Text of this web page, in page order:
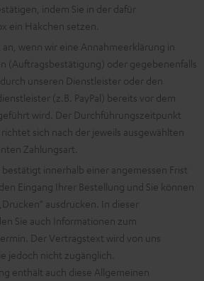
indem Sie in der dafür
ein Häkchen setzen.
wenn wir eine Annahmeerklärung in
(Auftragsbestätigung) oder gegebenenfalls
unseren Dienstleister oder den
(z.B. PayPal) bereits vor dem
wird. Der Durchführungszeitpunkt
sich nach der jeweils ausgewählten
Zahlungsart.
innerhalb einer angemessen Frist
Eingang Ihrer Bestellung und Sie können
ausdrucken. In dieser
Sie auch Informationen zum
Der Vertragstext wird von uns
jedoch nicht zugänglich.
enthält auch diese Allgemeinen